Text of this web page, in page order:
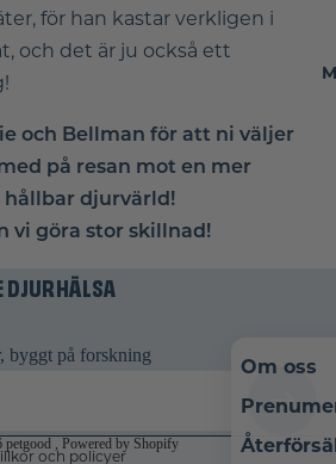
Om oss
för han kastar verkligen i
och det är ju också ett
och Bellman för att ni väljer
på resan mot en mer
djurvärld!
vi göra stor skillnad!
DJURHÄLSA
byggt på forskning
petgood , Powered by Shopify
och policyer